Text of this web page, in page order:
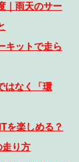
｜雨天のサー
キットで走ら
はなく「環
を楽しめる？
走り方